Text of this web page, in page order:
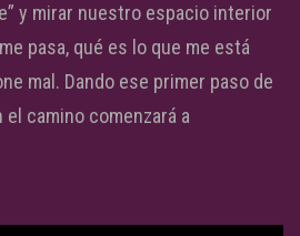
y mirar nuestro espacio interior
pasa, qué es lo que me está
mal. Dando ese primer paso de
camino comenzará a